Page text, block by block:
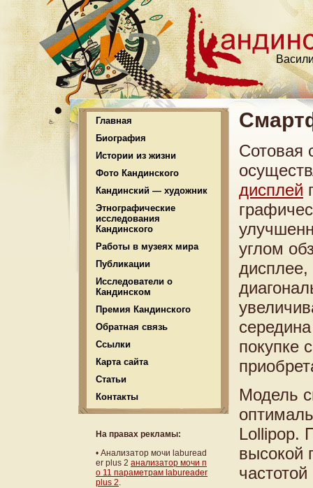
Главная
Биография
Истории из жизни
Фото Кандинского
Кандинский — художник
Этнографические
исследования
Кандинского
Работы в музеях мира
Публикации
Исследователи о
Кандинском
Премия Кандинского
Обратная связь
Ссылки
Карта сайта
Статьи
Контакты
На правах рекламы:
• Анализатор мочи laburead
er plus 2 анализатор мочи п
о 11 параметрам labureader
plus 2
Сотовая
дисплей
углом
покупке
Модель
Lollipop.
высокой